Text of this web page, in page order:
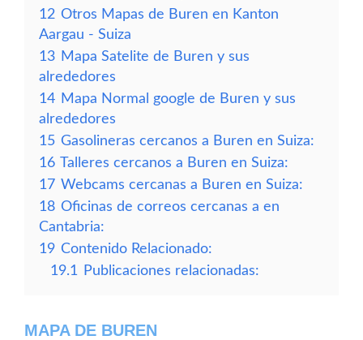
12 Otros Mapas de Buren en Kanton
Aargau - Suiza
13 Mapa Satelite de Buren y sus
alrededores
14 Mapa Normal google de Buren y sus
alrededores
15 Gasolineras cercanos a Buren en Suiza:
16 Talleres cercanos a Buren en Suiza:
17 Webcams cercanas a Buren en Suiza:
18 Oficinas de correos cercanas a en
Cantabria:
19 Contenido Relacionado:
19.1
Publicaciones relacionadas:
MAPA DE BUREN